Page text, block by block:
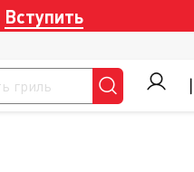
Вступить